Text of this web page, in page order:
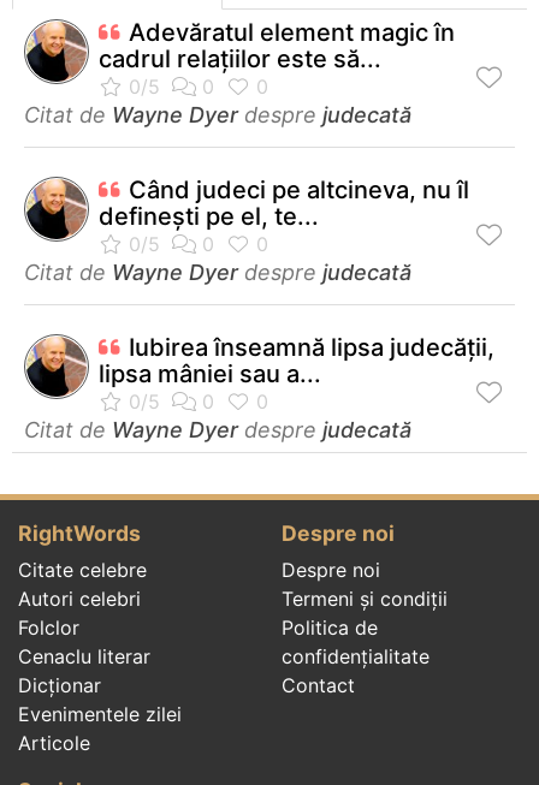
Adevăratul element magic în
cadrul relaţiilor este să...
Citat de Wayne Dyerdespre judecată
Când judeci pe altcineva, nu îl
defineşti pe el, te...
Citat de Wayne Dyerdespre judecată
Iubirea înseamnă lipsa judecăţii,
lipsa mâniei sau a...
Citat de Wayne Dyerdespre judecată
RightWords
Citate celebre
Autori celebri
Folclor
Cenaclu literar
Dicționar
Evenimentele zilei
Articole
Despre noi
Despre noi
Termeni și condiții
Politica de
confidenţialitate
Contact